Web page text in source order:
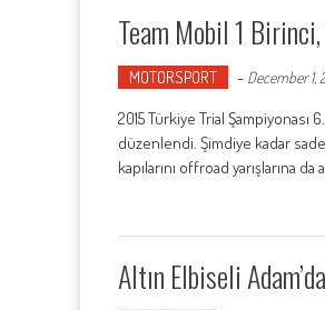
Team Mobil 1
MOTORSPORT - December 1,
2015 Türkiye Trial Şampiyonası
düzenlendi. Şimdiye kadar
kapılarını offroad yarışlarına
Altın Elbiseli